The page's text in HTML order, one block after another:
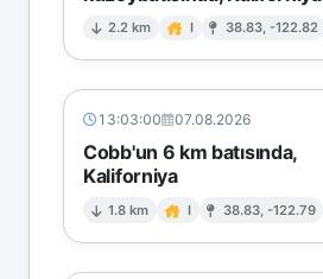
2.2 km I 38.83, -122.82
13:03:00 07.08.2026
Cobb'un 6 km batısında,
Kaliforniya
1.8 km I 38.83, -122.79